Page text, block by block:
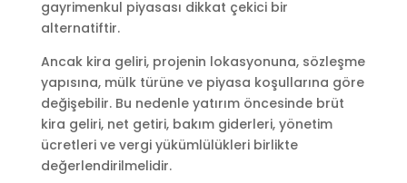
gayrimenkul piyasası dikkat çekici bir
alternatiftir.
Ancak kira geliri, projenin lokasyonuna, sözleşme
yapısına, mülk türüne ve piyasa koşullarına göre
değişebilir. Bu nedenle yatırım öncesinde brüt
kira geliri, net getiri, bakım giderleri, yönetim
ücretleri ve vergi yükümlülükleri birlikte
değerlendirilmelidir.